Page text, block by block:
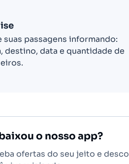
suas passagens informando:
destino, data e quantidade de
o nosso app?
ofertas do seu jeito e